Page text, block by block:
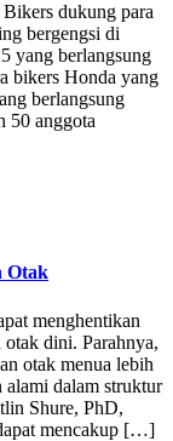
dukung para
bergengsi di
yang berlangsung
bikers Honda yang
berlangsung
50 anggota
Otak
menghentikan
dini. Parahnya,
otak menua lebih
alami dalam struktur
Shure, PhD,
mencakup […]